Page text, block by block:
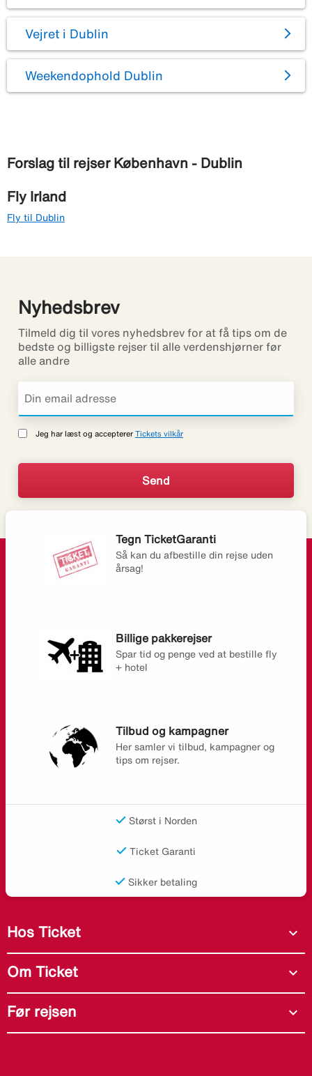
Vejret i Dublin
Weekendophold Dublin
Forslag til rejser København - Dublin
Fly Irland
Fly til Dublin
Nyhedsbrev
Tilmeld dig til vores nyhedsbrev for at få tips om de
bedste og billigste rejser til alle verdenshjørner før
alle andre
Jeg har læst og accepterer Tickets vilkår
Tegn TicketGaranti
Så kan du afbestille din rejse uden
årsag!
Billige pakkerejser
Spar tid og penge ved at bestille fly
+ hotel
Tilbud og kampagner
Her samler vi tilbud, kampagner og
tips om rejser.
Størst i Norden
Ticket Garanti
Sikker betaling
Hos Ticket expand_more
Om Ticket expand_more
Før rejsen expand_more